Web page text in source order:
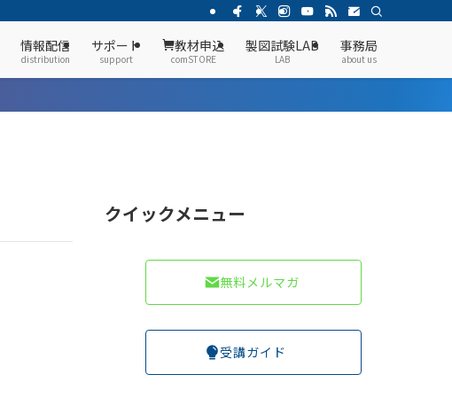
情報配信
distribution
サポート
support
教材申込
comSTORE
製図試験LAB
LAB
事務局
about us
クイックメニュー
無料メルマガ
受講ガイド